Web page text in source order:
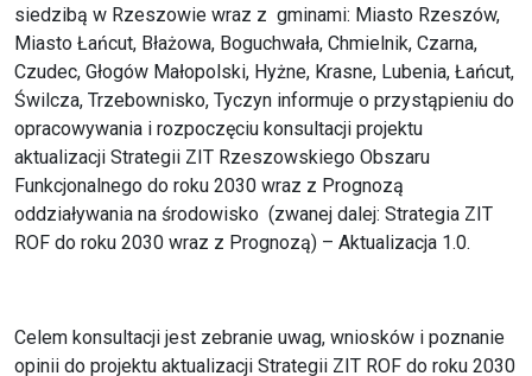
siedzibą w Rzeszowie wraz z gminami: Miasto Rzeszów,
Miasto Łańcut, Błażowa, Boguchwała, Chmielnik, Czarna,
Czudec, Głogów Małopolski, Hyżne, Krasne, Lubenia, Łańcut,
Świlcza, Trzebownisko, Tyczyn informuje o przystąpieniu do
opracowywania i rozpoczęciu konsultacji projektu
aktualizacji Strategii ZIT Rzeszowskiego Obszaru
Funkcjonalnego do roku 2030 wraz z Prognozą
oddziaływania na środowisko (zwanej dalej: Strategia ZIT
ROF do roku 2030 wraz z Prognozą) – Aktualizacja 1.0.
Celem konsultacji jest zebranie uwag, wniosków i poznanie
opinii do projektu aktualizacji Strategii ZIT ROF do roku 2030